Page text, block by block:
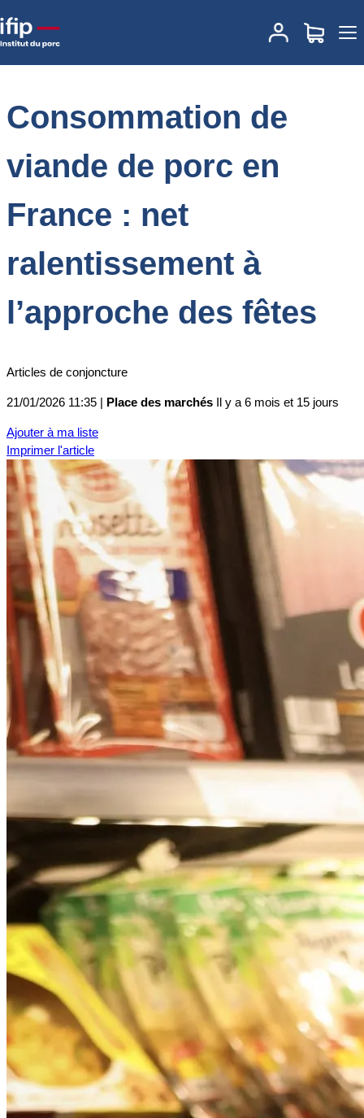
Accueil
Actualités des marchés
Consommation de viande de porc en France : net ralentissement
Consommation de
viande de porc en
France : net
ralentissement à
l’approche des fêtes
Articles de conjoncture
21/01/2026 11:35 | Place des marchés Il y a 6 mois et 15 jours
Ajouter à ma liste
Imprimer l'article